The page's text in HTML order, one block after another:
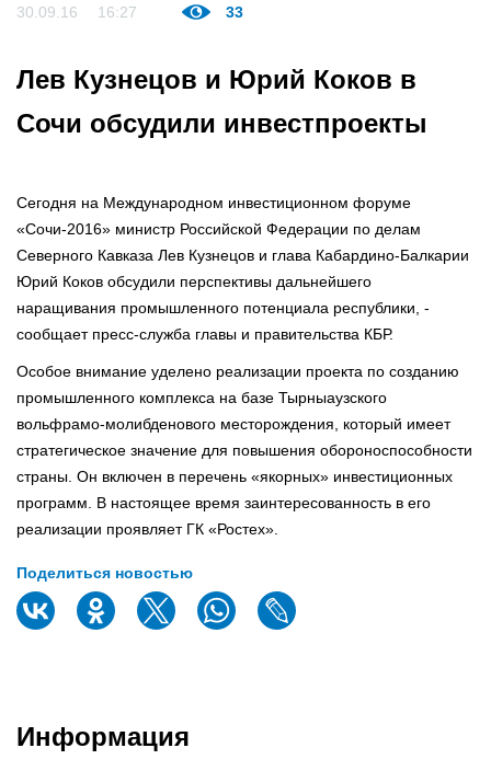
30.09.16 16:27 33
Лев Кузнецов и Юрий Коков в
Сочи обсудили инвестпроекты
Сегодня на Международном инвестиционном форуме
«Сочи-2016» министр Российской Федерации по делам
Северного Кавказа Лев Кузнецов и глава Кабардино-Балкарии
Юрий Коков обсудили перспективы дальнейшего
наращивания промышленного потенциала республики, -
сообщает пресс-служба главы и правительства КБР.
Особое внимание уделено реализации проекта по созданию
промышленного комплекса на базе Тырныаузского
вольфрамо-молибденового месторождения, который имеет
стратегическое значение для повышения обороноспособности
страны. Он включен в перечень «якорных» инвестиционных
программ. В настоящее время заинтересованность в его
реализации проявляет ГК «Ростех».
Поделиться новостью
Информация